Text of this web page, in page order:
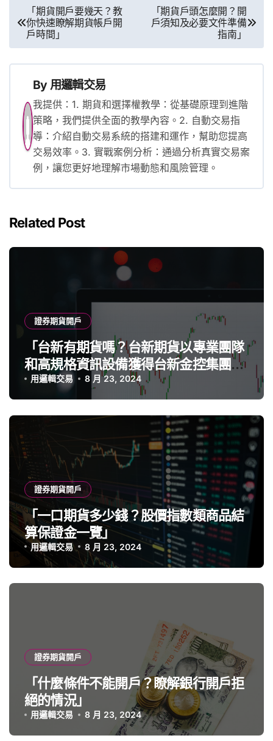
章
導
覽
「期貨開戶要幾天？教
你快速瞭解期貨帳戶開
戶時間」
「期貨戶頭怎麼開？開
戶須知及必要文件準備
指南」
By 用邏輯交易
我提供：1. 期貨和選擇權教學：從基礎原理到進階
策略，我們提供全面的教學內容。2. 自動交易指
導：介紹自動交易系統的搭建和運作，幫助您提高
交易效率。3. 實戰案例分析：通過分析真實交易案
例，讓您更好地理解市場動態和風險管理。
Related Post
證券期貨開戶
「台新有期貨嗎？台新期貨以專業團隊
和高規格資訊設備獲得台新金控集團支
持，成為業界競爭力強勁的期貨商」
用邏輯交易 8 月 23, 2024
證券期貨開戶
「一口期貨多少錢？股價指數類商品結
算保證金一覽」
用邏輯交易 8 月 23, 2024
證券期貨開戶
「什麼條件不能開戶？瞭解銀行開戶拒
絕的情況」
用邏輯交易 8 月 23, 2024